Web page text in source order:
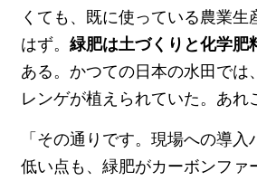
くても、既に使っている農業生
はず。緑肥は土づくりと化学肥
ある。かつての日本の水田では
レンゲが植えられていた。あれ
「その通りです。現場への導
低い点も、緑肥がカーボンファ